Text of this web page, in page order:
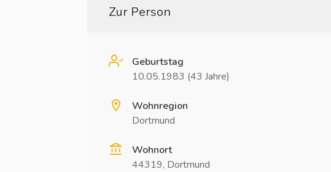
Zur Person
Geburtstag
10.05.1983 (43 Jahre)
Wohnregion
Dortmund
Wohnort
44319, Dortmund